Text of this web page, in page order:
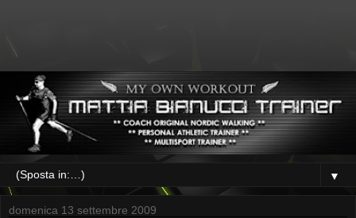
▼
domenica 13 settembre 2009